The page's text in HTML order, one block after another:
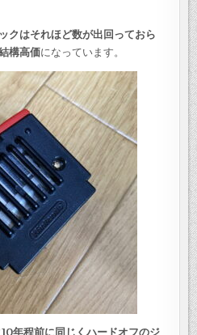
クはそれほど数が出回っておら
構高価になっています。
10年程前に同じくハードオフのジ